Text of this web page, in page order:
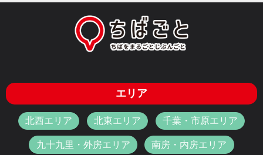
エリア
北西エリア 北東エリア 千葉・市原エリア
九十九里・外房エリア 南房・内房エリア